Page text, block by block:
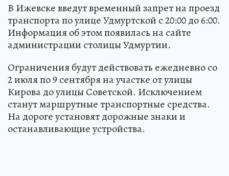
В Ижевске введут временный запрет на проезд
транспорта по улице Удмуртской с 20:00 до 6:00.
Информация об этом появилась на сайте
администрации столицы Удмуртии.
Ограничения будут действовать ежедневно со
2 июля по 9 сентября на участке от улицы
Кирова до улицы Советской. Исключением
станут маршрутные транспортные средства.
На дороге установят дорожные знаки и
останавливающие устройства.